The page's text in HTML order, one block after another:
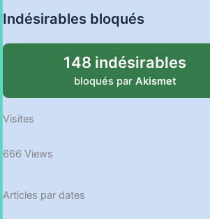
Indésirables bloqués
148 indésirables
bloqués par Akismet
Visites
666 Views
Articles par dates